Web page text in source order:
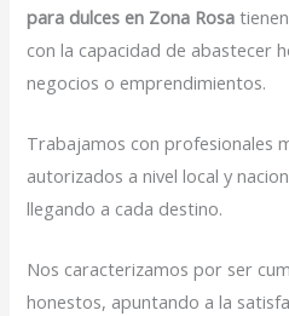
para dulces en Zona Rosa
con la capacidad de abastecer
negocios o emprendimientos.
Trabajamos con profesionales
autorizados a nivel local y
llegando a cada destino.
Nos caracterizamos por ser
honestos, apuntando a la